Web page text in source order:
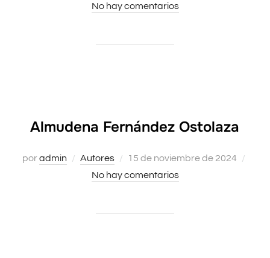
el
No hay comentarios
Almudena Fernández Ostolaza
poradmin Autores
Publicado
el
15 de noviembre de 2024
No hay comentarios